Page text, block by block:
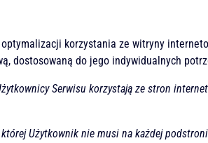
korzystania ze witryny
dostosowaną do jego indywidualnych
Serwisu korzystają ze stron
Użytkownik nie musi na każdej